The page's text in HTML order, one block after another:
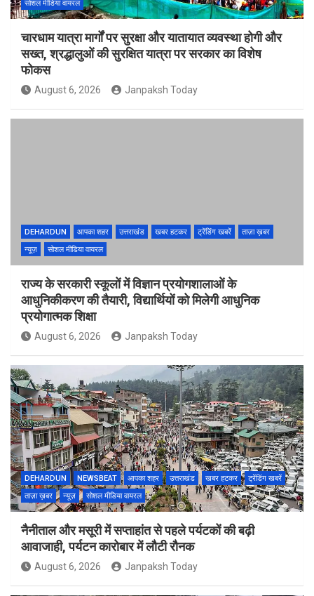
सोशल मीडिया वायरल
चारधाम यात्रा मार्गों पर सुरक्षा और यातायात व्यवस्था होगी और
सख्त, श्रद्धालुओं की सुरक्षित यात्रा पर सरकार का विशेष
फोकस
August 6, 2026 Janpaksh Today
DEHARDUN आपका शहर उत्तराखंड खबर हटकर ट्रेंडिंग खबरें
ताज़ा ख़बर
न्यूज़
सोशल मीडिया वायरल
राज्य के सरकारी स्कूलों में विज्ञान प्रयोगशालाओं के
आधुनिकीकरण की तैयारी, विद्यार्थियों को मिलेगी आधुनिक
प्रयोगात्मक शिक्षा
August 6, 2026 Janpaksh Today
DEHARDUN NEWSBEAT आपका शहर उत्तराखंड खबर हटकर
ट्रेंडिंग खबरें
ताज़ा ख़बर
न्यूज़ सोशल मीडिया वायरल
नैनीताल और मसूरी में सप्ताहांत से पहले पर्यटकों की बढ़ी
आवाजाही, पर्यटन कारोबार में लौटी रौनक
August 6, 2026 Janpaksh Today